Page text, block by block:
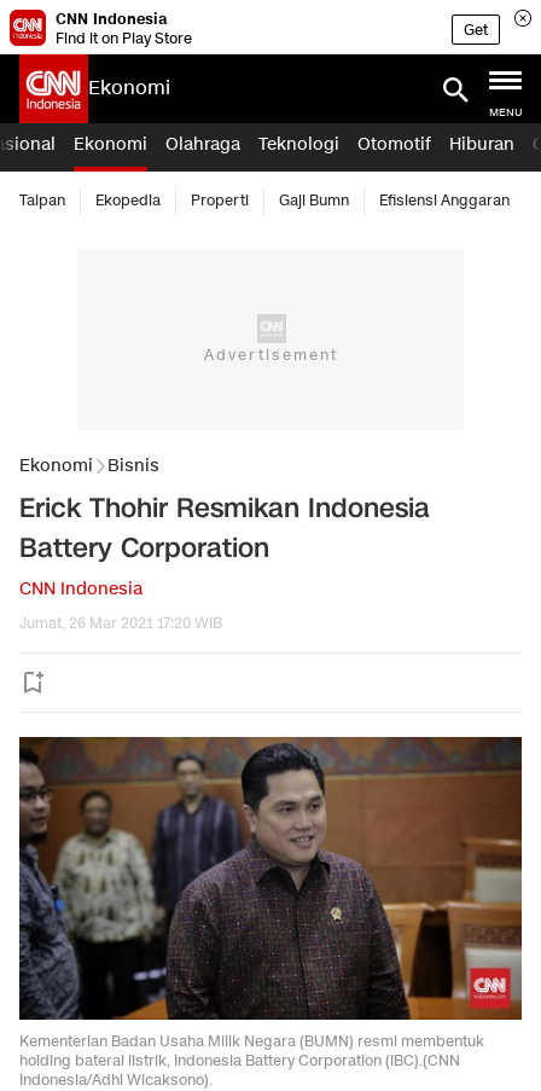
CNN Indonesia
Find it on Play Store
Get
Ekonomi
MENU
Ekonomi Olahraga Teknologi Otomotif Hiburan
Taipan Ekopedia Properti Gaji Bumn Efisiensi Anggaran
Ekonomi Bisnis
Erick Thohir Resmikan Indonesia
Battery Corporation
CNN Indonesia
Jumat, 26 Mar 2021 17:20 WIB
Kementerian Badan Usaha Milik Negara (BUMN) resmi membentuk
holding baterai listrik, Indonesia Battery Corporation (IBC).(CNN
Indonesia/Adhi Wicaksono).